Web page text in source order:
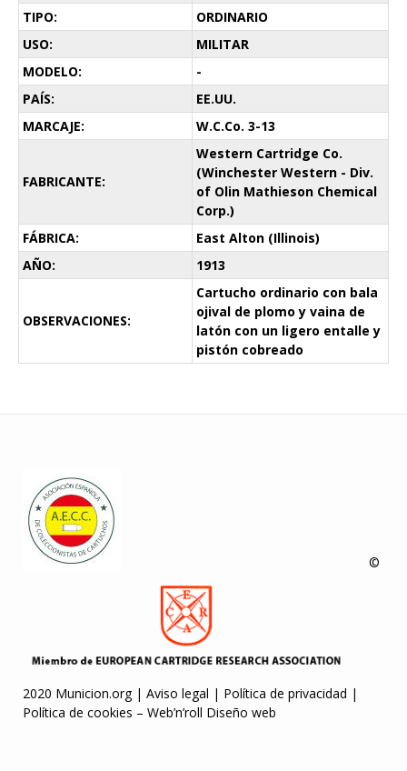
TIPO:
ORDINARIO
USO:
MILITAR
MODELO:
-
PAÍS:
EE.UU.
MARCAJE:
W.C.Co. 3-13
FABRICANTE:
Western Cartridge Co.
(Winchester Western - Div.
of Olin Mathieson Chemical
Corp.)
FÁBRICA:
East Alton (Illinois)
AÑO:
1913
OBSERVACIONES:
Cartucho ordinario con bala
ojival de plomo y vaina de
latón con un ligero entalle y
pistón cobreado
©
2020 Municion.org | Aviso legal | Política de privacidad |
Política de cookies – Web’n’roll Diseño web